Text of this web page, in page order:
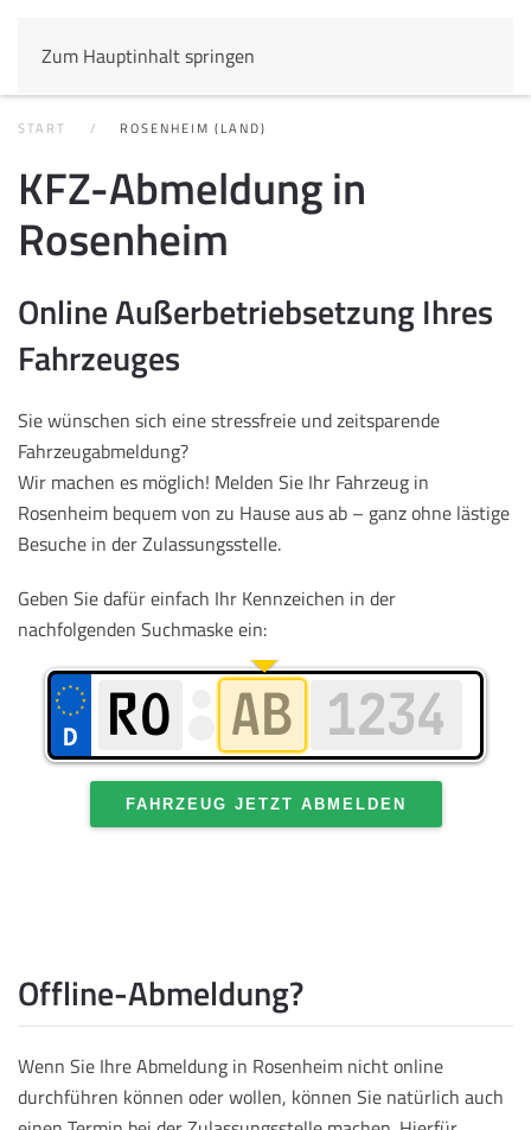
Zum Hauptinhalt springen
START ROSENHEIM (LAND)
KFZ-Abmeldung in
Rosenheim
Online Außerbetriebsetzung Ihres
Fahrzeuges
Sie wünschen sich eine stressfreie und zeitsparende
Fahrzeugabmeldung?
Wir machen es möglich! Melden Sie Ihr Fahrzeug in
Rosenheim bequem von zu Hause aus ab – ganz ohne lästige
Besuche in der Zulassungsstelle.
Geben Sie dafür einfach Ihr Kennzeichen in der
nachfolgenden Suchmaske ein:
FAHRZEUG JETZT ABMELDEN
Offline-Abmeldung?
Wenn Sie Ihre Abmeldung in Rosenheim nicht online
durchführen können oder wollen, können Sie natürlich auch